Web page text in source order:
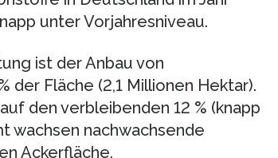
unter Vorjahresniveau.
ist der Anbau von
der Fläche (2,1 Millionen Hektar).
den verbleibenden 12 % (knapp
wachsen nachwachsende
Ackerfläche.